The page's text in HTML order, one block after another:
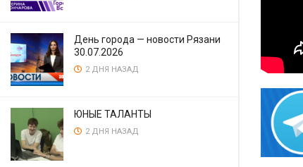
День города — новости Рязани
30.07.2026
2 ДНЯ НАЗАД
ЮНЫЕ ТАЛАНТЫ
2 ДНЯ НАЗАД